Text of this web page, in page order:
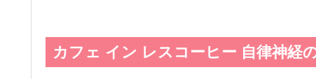
カフェ イン レスコーヒー 自律神経